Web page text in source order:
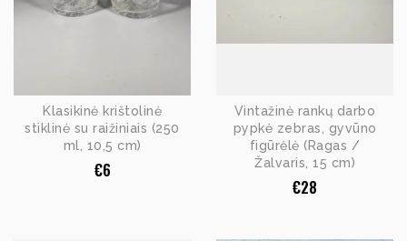
Klasikinė krištolinė
stiklinė su raižiniais (250
ml, 10,5 cm)
€6
Vintažinė rankų darbo
pypkė zebras, gyvūno
figūrėlė (Ragas /
Žalvaris, 15 cm)
€28